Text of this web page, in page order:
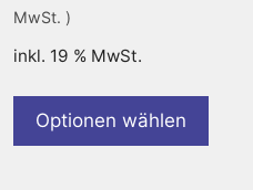
MwSt. )
inkl. 19 % MwSt.
Optionen wählen